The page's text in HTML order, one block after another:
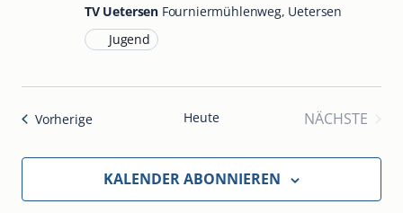
TV Uetersen Fourniermühlenweg, Uetersen
Jugend
VorherigeVeranstaltungenHeute
NÄCHSTE
KALENDER ABONNIEREN